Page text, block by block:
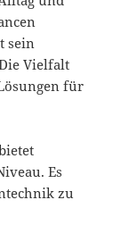
sein
Vielfalt
für
Es
zu